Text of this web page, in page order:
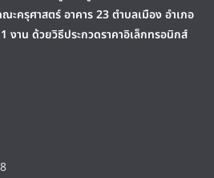
ะครุศาสตร์ อาคาร 23 ตำบลเมือง อำเภอ
งาน ด้วยวิธีประกวดราคาอิเล็กทรอนิกส์